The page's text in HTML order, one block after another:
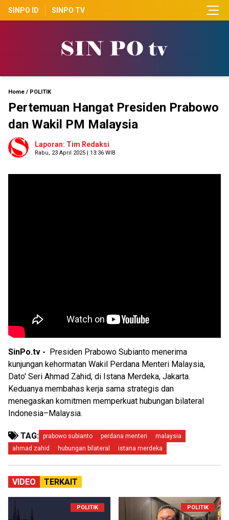
SINPO ID SINPO TV
Home / POLITIK
Pertemuan Hangat Presiden Prabowo
dan Wakil PM Malaysia
Laporan: Tim Redaksi
Rabu, 23 April 2025 | 13:36 WIB
SinPo.tv -
Presiden Prabowo Subianto menerima
kunjungan kehormatan Wakil Perdana Menteri Malaysia,
Dato' Seri Ahmad Zahid, di Istana Merdeka, Jakarta.
Keduanya membahas kerja sama strategis dan
menegaskan komitmen memperkuat hubungan bilateral
Indonesia–Malaysia.
TAG: prabowo subianto perdana menteri
malaysia
ahmad zahid
hubungan bilateral istana merdeka
VIDEO TERKAIT
POLITIK POLITIK